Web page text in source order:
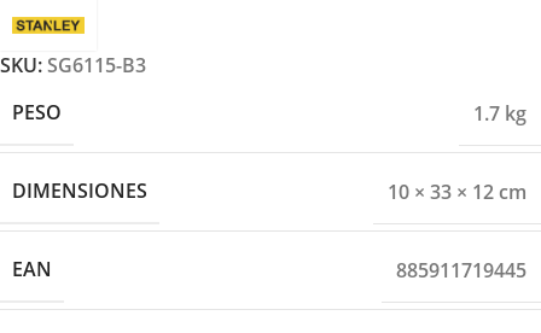
SKU:SG6115-B3
PESO
1.7 kg
DIMENSIONES 10 × 33 × 12 cm
EAN 885911719445